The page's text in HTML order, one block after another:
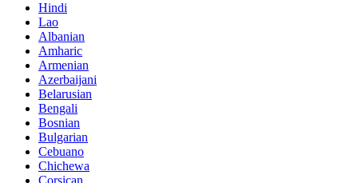
Hindi
Lao
Albanian
Amharic
Armenian
Azerbaijani
Belarusian
Bengali
Bosnian
Bulgarian
Cebuano
Chichewa
Corsican